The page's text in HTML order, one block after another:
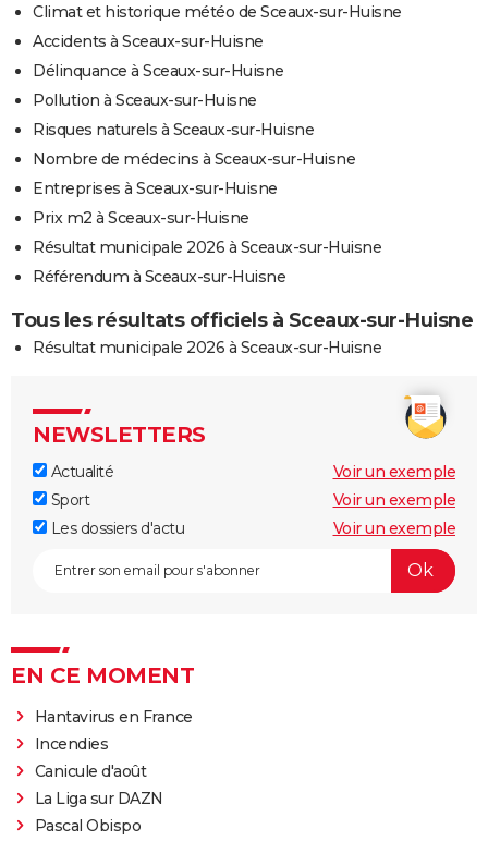
Climat et historique météo de Sceaux-sur-Huisne
Accidents à Sceaux-sur-Huisne
Délinquance à Sceaux-sur-Huisne
Pollution à Sceaux-sur-Huisne
Risques naturels à Sceaux-sur-Huisne
Nombre de médecins à Sceaux-sur-Huisne
Entreprises à Sceaux-sur-Huisne
Prix m2 à Sceaux-sur-Huisne
Résultat municipale 2026 à Sceaux-sur-Huisne
Référendum à Sceaux-sur-Huisne
Tous les résultats officiels à Sceaux-sur-Huisne
Résultat municipale 2026 à Sceaux-sur-Huisne
NEWSLETTERS
Actualité
Voir un exemple
Sport
Voir un exemple
Les dossiers d'actu
Voir un exemple
EN CE MOMENT
Hantavirus en France
Incendies
Canicule d'août
La Liga sur DAZN
Pascal Obispo